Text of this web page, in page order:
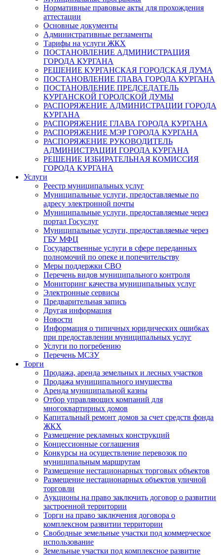
Нормативные правовые акты для прохождения
аттестации
Основные документы
Административные регламенты
Тарифы на услуги ЖКХ
ПОСТАНОВЛЕНИЕ АДМИНИСТРАЦИЯ
ГОРОДА КУРГАНА
РЕШЕНИЕ КУРГАНСКАЯ ГОРОДСКАЯ ДУМА
ПОСТАНОВЛЕНИЕ ГЛАВА ГОРОДА КУРГАНА
ПОСТАНОВЛЕНИЕ ПРЕДСЕДАТЕЛЬ
КУРГАНСКОЙ ГОРОДСКОЙ ДУМЫ
РАСПОРЯЖЕНИЕ АДМИНИСТРАЦИИ ГОРОДА
КУРГАНА
РАСПОРЯЖЕНИЕ ГЛАВА ГОРОДА КУРГАНА
РАСПОРЯЖЕНИЕ МЭР ГОРОДА КУРГАНА
РАСПОРЯЖЕНИЕ РУКОВОДИТЕЛЬ
АДМИНИСТРАЦИИ ГОРОДА КУРГАНА
РЕШЕНИЕ ИЗБИРАТЕЛЬНАЯ КОМИССИЯ
ГОРОДА КУРГАНА
Услуги
Реестр муниципальных услуг
Муниципальные услуги, предоставляемые по
адресу электронной почты
Муниципальные услуги, предоставляемые через
портал Госуслуг
Муниципальные услуги, предоставляемые через
ГБУ МФЦ
Государственные услуги в сфере переданных
полномочий по опеке и попечительству
Меры поддержки СВО
Перечень видов муниципального контроля
Мониторинг качества муниципальных услуг
Электронные сервисы
Предварительная запись
Другая информация
Новости
Информация о типичных юридических ошибках
при предоставлении муниципальных услуг
Услуги по погребению
Перечень МСЗУ
Торги
Продажа, аренда земельных и лесных участков
Продажа муниципального имущества
Аренда муниципальной казны
Отбор управляющих компаний для
многоквартирных домов
Капитальный ремонт домов за счет средств фонда
ЖКХ
Размещение рекламных конструкций
Концессионные соглашения
Конкурсы на осуществление перевозок по
муниципальным маршрутам
Размещение нестационарных торговых объектов
Размещение нестационарных объектов уличной
торговли
Аукционы на право заключить договор о развитии
застроенной территории
Торги на право заключения договора о
комплексном развитии территории
Свободные земельные участки под коммерческое
использование
Земельные участки под комплексное развитие